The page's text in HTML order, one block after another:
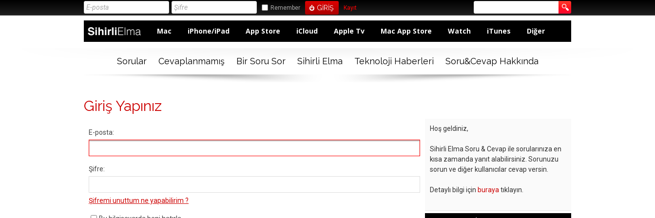
Remember Kayıt
Mac iPhone/iPad App Store iCloud Apple Tv Mac App Store Watch iTunes Diğer
Sorular Cevaplanmamış Bir Soru Sor Sihirli Elma Teknoloji Haberleri Soru&Cevap Hakkında
Giriş Yapınız
E-posta:
Şifre:
Şifremi unuttum ne yapabilirim ?
Hoş geldiniz,
Sihirli Elma Soru & Cevap ile sorularınıza en
kısa zamanda yanıt alabilirsiniz. Sorunuzu
sorun ve diğer kullanıcılar cevap versin.
Detaylı bilgi için buraya tıklayın.